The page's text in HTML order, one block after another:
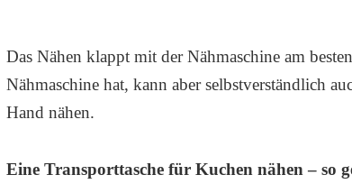
Das Nähen klappt mit der Nähmaschine am
Nähmaschine hat, kann aber selbstverständlich
Hand nähen.
Eine Transporttasche für Kuchen nähen – so